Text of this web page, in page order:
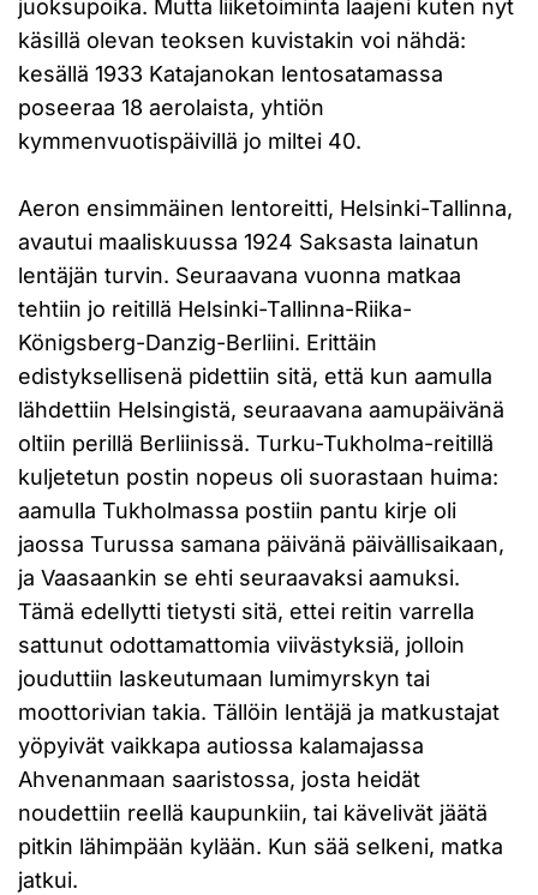
juoksupoika. Mutta liiketoiminta laajeni kuten nyt
käsillä olevan teoksen kuvistakin voi nähdä:
kesällä 1933 Katajanokan lentosatamassa
poseeraa 18 aerolaista, yhtiön
kymmenvuotispäivillä jo miltei 40.
Aeron ensimmäinen lentoreitti, Helsinki-Tallinna,
avautui maaliskuussa 1924 Saksasta lainatun
lentäjän turvin. Seuraavana vuonna matkaa
tehtiin jo reitillä Helsinki-Tallinna-Riika-
Königsberg-Danzig-Berliini. Erittäin
edistyksellisenä pidettiin sitä, että kun aamulla
lähdettiin Helsingistä, seuraavana aamupäivänä
oltiin perillä Berliinissä. Turku-Tukholma-reitillä
kuljetetun postin nopeus oli suorastaan huima:
aamulla Tukholmassa postiin pantu kirje oli
jaossa Turussa samana päivänä päivällisaikaan,
ja Vaasaankin se ehti seuraavaksi aamuksi.
Tämä edellytti tietysti sitä, ettei reitin varrella
sattunut odottamattomia viivästyksiä, jolloin
jouduttiin laskeutumaan lumimyrskyn tai
moottorivian takia. Tällöin lentäjä ja matkustajat
yöpyivät vaikkapa autiossa kalamajassa
Ahvenanmaan saaristossa, josta heidät
noudettiin reellä kaupunkiin, tai kävelivät jäätä
pitkin lähimpään kylään. Kun sää selkeni, matka
jatkui.